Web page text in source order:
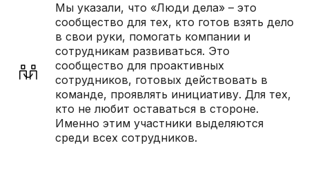
Мы указали, что «Люди дела» – это
сообщество для тех, кто готов взять дело
в свои руки, помогать компании и
сотрудникам развиваться. Это
сообщество для проактивных
сотрудников, готовых действовать в
команде, проявлять инициативу. Для тех,
кто не любит оставаться в стороне.
Именно этим участники выделяются
среди всех сотрудников.
[ ЕКАТЕРИНА СКВОРЦОВА ]
Умеет мастерски сочетать пользу
и креатив: яркие коммуникационные
кампании с измеримым бизнес-
Руководитель проектов